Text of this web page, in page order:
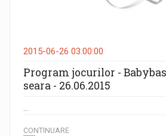
2015-06-26 03:00:00
Program jocurilor -
seara - 26.06.2015
CONTINUARE